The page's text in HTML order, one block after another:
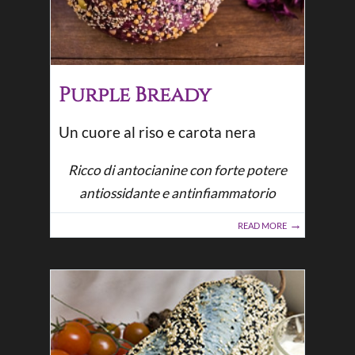
Purple Bready
Un cuore al riso e carota nera
Ricco di antocianine con forte potere
antiossidante e antinfiammatorio
READ MORE